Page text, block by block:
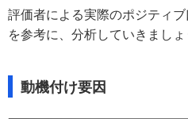
評価者による実際のポジティ
を参考に、分析していきましょ
動機付け要因